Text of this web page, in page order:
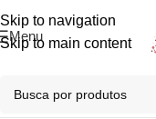
Skip to navigation
Skip to main content
Menu